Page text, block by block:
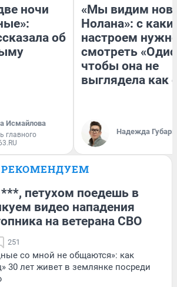
ночи
об
Исмайлова
главного
«Мы видим
Нолана»: с
настроем
смотреть
чтобы она не
выглядела как
Надежда Губарь
РЕКОМЕНДУЕМ
***, петухом поедешь в
видео нападения
на ветерана СВО
251
со мной не общаются»: как
30 лет живет в землянке посреди